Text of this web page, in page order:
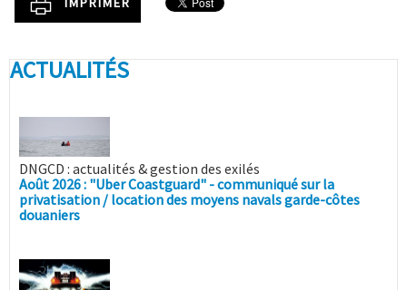
ACTUALITÉS
DNGCD : actualités & gestion des exilés
Août 2026 : "Uber Coastguard" - communiqué sur la
privatisation / location des moyens navals garde-côtes
douaniers